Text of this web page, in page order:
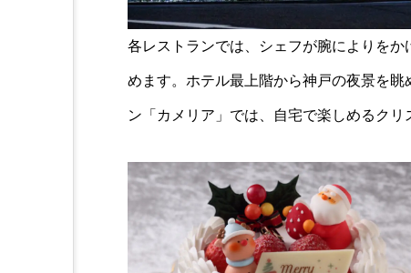
各レストランでは、シェフが腕によりを
めます。ホテル最上階から神戸の夜景を
ン「カメリア」では、自宅で楽しめるクリ